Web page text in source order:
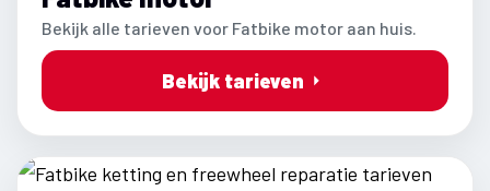
Bekijk alle tarieven voor Fatbike motor aan huis.
Bekijk tarieven